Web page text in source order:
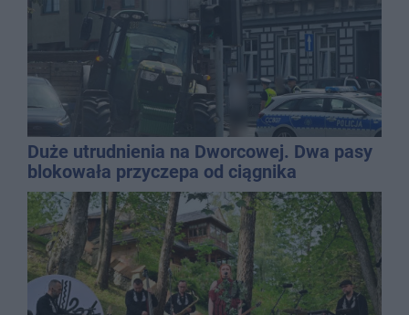
Duże utrudnienia na Dworcowej. Dwa pasy
blokowała przyczepa od ciągnika